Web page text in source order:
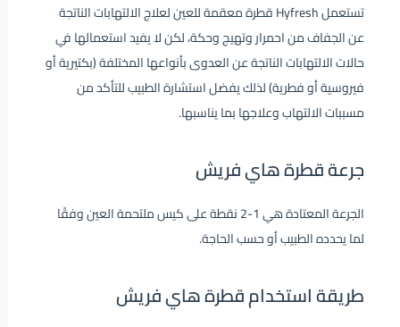
تستعمل Hyfresh قطرة معقمة للعين لعلاج الالتهابات الناتجة
عن الجفاف من احمرار وتهيج وحكة، لكن لا يفيد استعمالها في
حالات الالتهابات الناتجة عن العدوى بأنواعها المختلفة (بكتيرية أو
فيروسية أو فطرية) لذلك يفضل استشارة الطبيب للتأكد من
مسببات الالتهاب وعلاجها بما يناسبها.
جرعة قطرة هاي فريش
الجرعة المعتادة هي 1-2 نقطة على كيس ملتحمة العين وفقًا
لما يحدده الطبيب أو حسب الحاجة.
طريقة استخدام قطرة هاي فريش